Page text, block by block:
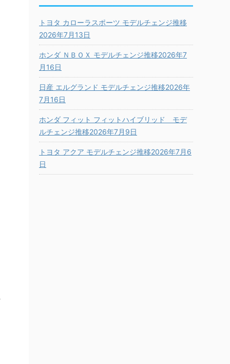
トヨタ カローラスポーツ モデルチェンジ推移
2026年7月13日
ホンダ ＮＢＯＸ モデルチェンジ推移2026年7
月16日
日産 エルグランド モデルチェンジ推移2026年
7月16日
ホンダ フィット フィットハイブリッド モデ
ルチェンジ推移2026年7月9日
トヨタ アクア モデルチェンジ推移2026年7月6
日